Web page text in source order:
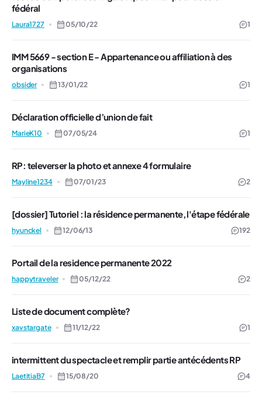
fédéral
Laura1727 05/10/22 1
IMM 5669 - section E - Appartenance ou affiliation à des
organisations
obsider 13/01/22 1
Déclaration officielle d’union de fait
MarieK10 07/05/24 1
RP: televerser la photo et annexe 4 formulaire
Mayline1234 07/01/23 2
[dossier] Tutoriel : la résidence permanente, l'étape fédérale
hyunckel 12/06/13 192
Portail de la residence permanente 2022
happytraveler 05/12/22 2
Liste de document complète?
xavstargate 11/12/22 1
intermittent du spectacle et remplir partie antécédents RP
LaetitiaB7 15/08/20 4